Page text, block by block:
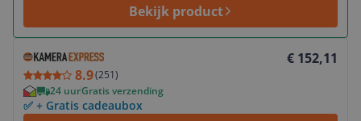
Bekijk product
8.9(251)
€ 152,11
24 uurGratis verzending
✅ + Gratis cadeaubox